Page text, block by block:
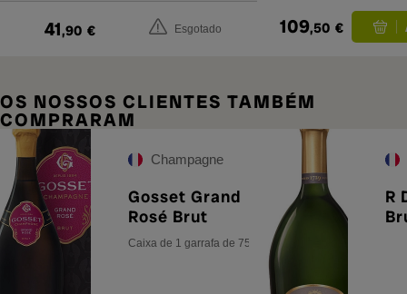
41,90 € Esgotado 109,50 €
OS NOSSOS CLIENTES TAMBÉM
COMPRARAM
Champagne
Gosset Grand
Rosé Brut
Caixa de 1 garrafa de 75 cl.
R